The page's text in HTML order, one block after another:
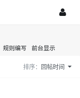
规则编写 前台显示
排序： 回帖时间